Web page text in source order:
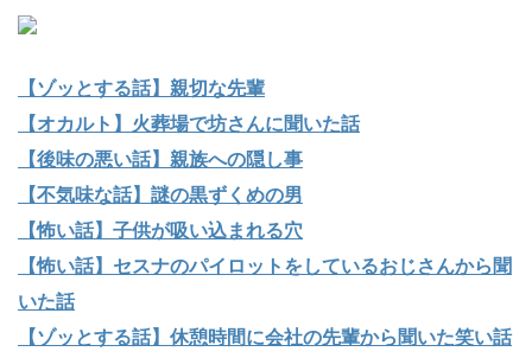
【ゾッとする話】親切な先輩
【オカルト】火葬場で坊さんに聞いた話
【後味の悪い話】親族への隠し事
【不気味な話】謎の黒ずくめの男
【怖い話】子供が吸い込まれる穴
【怖い話】セスナのパイロットをしているおじさんから聞
いた話
【ゾッとする話】休憩時間に会社の先輩から聞いた笑い話